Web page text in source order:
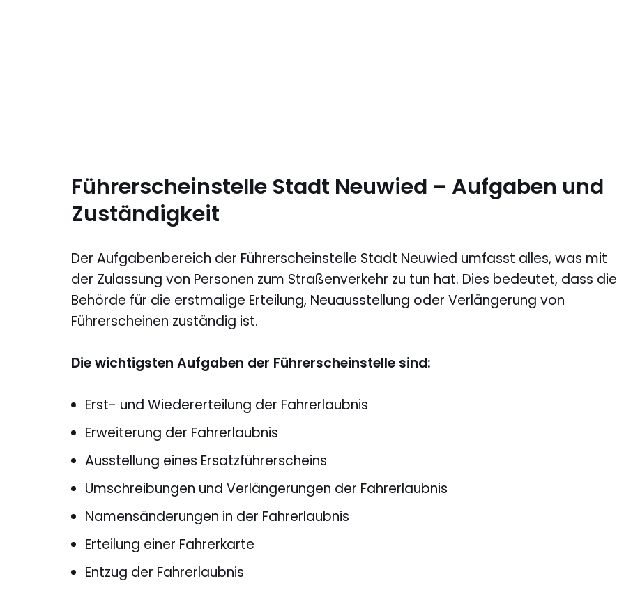
Führerscheinstelle Stadt Neuwied – Aufgaben und
Zuständigkeit
Der Aufgabenbereich der Führerscheinstelle Stadt Neuwied umfasst alles, was mit
der Zulassung von Personen zum Straßenverkehr zu tun hat. Dies bedeutet, dass die
Behörde für die erstmalige Erteilung, Neuausstellung oder Verlängerung von
Führerscheinen zuständig ist.
Die wichtigsten Aufgaben der Führerscheinstelle sind:
Erst- und Wiedererteilung der Fahrerlaubnis
Erweiterung der Fahrerlaubnis
Ausstellung eines Ersatzführerscheins
Umschreibungen und Verlängerungen der Fahrerlaubnis
Namensänderungen in der Fahrerlaubnis
Erteilung einer Fahrerkarte
Entzug der Fahrerlaubnis